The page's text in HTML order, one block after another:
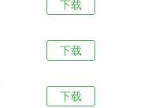
下载
下载
下载